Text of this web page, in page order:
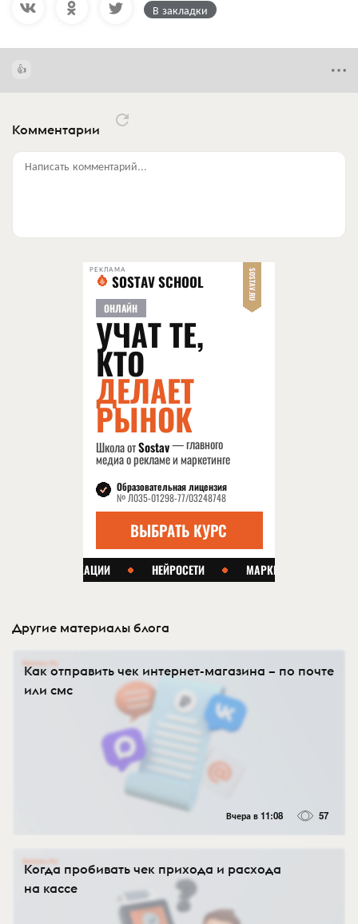
В закладки
Комментарии
Написать комментарий...
РЕКЛАМА
Другие материалы блога
Как отправить чек интернет-магазина – по почте
или смс
Вчера в 11:08 57
Когда пробивать чек прихода и расхода
на кассе